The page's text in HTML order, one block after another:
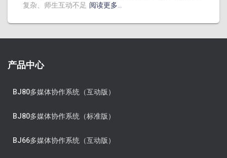
复杂、师生互动不足 阅读更多…
产品中心
BJ80多媒体协作系统（互动版）
BJ80多媒体协作系统（标准版）
BJ66多媒体协作系统（互动版）